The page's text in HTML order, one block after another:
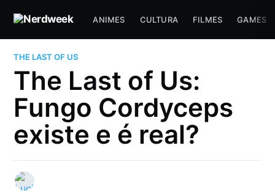
ANIMES CULTURA FILMES GAMES
THE LAST OF US
The Last of Us:
Fungo Cordyceps
existe e é real?